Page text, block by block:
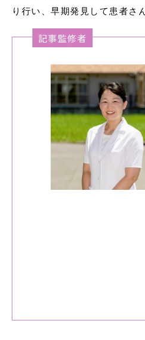
り行い、早期発見して患者さ
記事監修者